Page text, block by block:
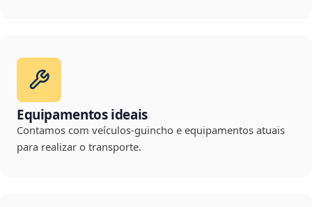
Equipamentos ideais
Contamos com veículos-guincho e equipamentos atuais
para realizar o transporte.